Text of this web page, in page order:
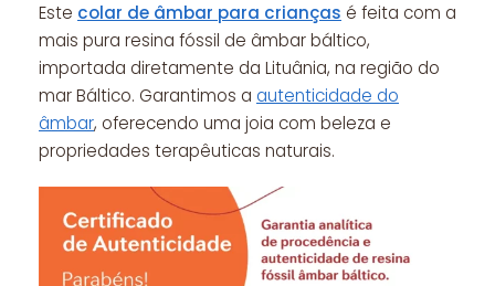
Este colar de âmbar para crianças é feita com a
mais pura resina fóssil de âmbar báltico,
importada diretamente da Lituânia, na região do
mar Báltico. Garantimos a autenticidade do
âmbar, oferecendo uma joia com beleza e
propriedades terapêuticas naturais.